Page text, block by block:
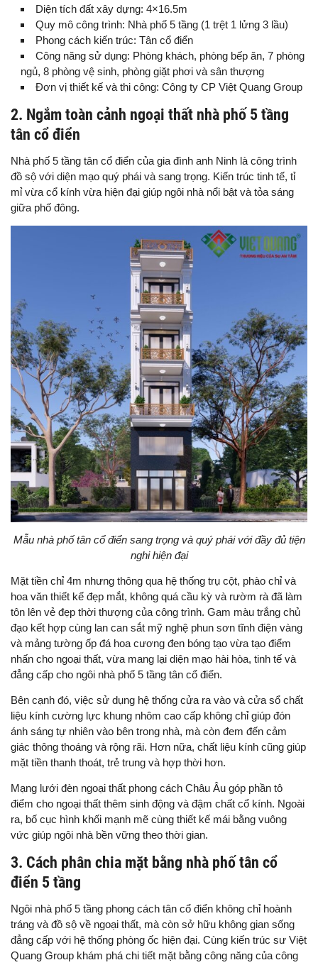
Diện tích đất xây dựng: 4×16.5m
Quy mô công trình: Nhà phố 5 tầng (1 trệt 1 lửng 3 lầu)
Phong cách kiến trúc: Tân cổ điển
Công năng sử dụng: Phòng khách, phòng bếp ăn, 7 phòng
ngủ, 8 phòng vệ sinh, phòng giặt phơi và sân thượng
Đơn vị thiết kế và thi công: Công ty CP Việt Quang Group
2. Ngắm toàn cảnh ngoại thất nhà phố 5 tầng
tân cổ điển
Nhà phố 5 tầng tân cổ điển của gia đình anh Ninh là công trình
đồ sộ với diện mạo quý phái và sang trọng. Kiến trúc tinh tế, tỉ
mỉ vừa cổ kính vừa hiện đại giúp ngôi nhà nổi bật và tỏa sáng
giữa phố đông.
Mẫu nhà phố tân cổ điển sang trọng và quý phái với đầy đủ tiện
nghi hiện đại
Mặt tiền chỉ 4m nhưng thông qua hệ thống trụ cột, phào chỉ và
hoa văn thiết kế đẹp mắt, không quá cầu kỳ và rườm rà đã làm
tôn lên vẻ đẹp thời thượng của công trình. Gam màu trắng chủ
đạo kết hợp cùng lan can sắt mỹ nghệ phun sơn tĩnh điện vàng
và mảng tường ốp đá hoa cương đen bóng tạo vừa tạo điểm
nhấn cho ngoại thất, vừa mang lại diện mạo hài hòa, tinh tế và
đẳng cấp cho ngôi nhà phố 5 tầng tân cổ điển.
Bên cạnh đó, việc sử dụng hệ thống cửa ra vào và cửa sổ chất
liệu kính cường lực khung nhôm cao cấp không chỉ giúp đón
ánh sáng tự nhiên vào bên trong nhà, mà còn đem đến cảm
giác thông thoáng và rộng rãi. Hơn nữa, chất liệu kính cũng giúp
mặt tiền thanh thoát, trẻ trung và hợp thời hơn.
Mạng lưới đèn ngoại thất phong cách Châu Âu góp phần tô
điểm cho ngoại thất thêm sinh động và đậm chất cổ kính. Ngoài
ra, bố cục hình khối mạnh mẽ cùng thiết kế mái bằng vuông
vức giúp ngôi nhà bền vững theo thời gian.
3. Cách phân chia mặt bằng nhà phố tân cổ
điển 5 tầng
Ngôi nhà phố 5 tầng phong cách tân cổ điển không chỉ hoành
tráng và đồ sộ về ngoại thất, mà còn sở hữu không gian sống
đẳng cấp với hệ thống phòng ốc hiện đại. Cùng kiến trúc sư Việt
Quang Group khám phá chi tiết mặt bằng công năng của công